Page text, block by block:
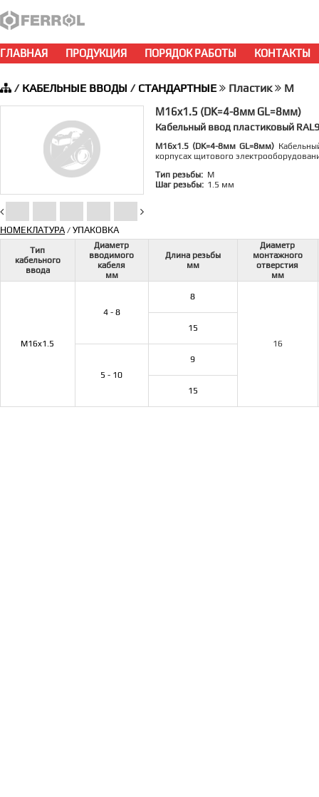
ГЛАВНАЯ ПРОДУКЦИЯ ПОРЯДОК РАБОТЫ КОНТАКТЫ
/ КАБЕЛЬНЫЕ ВВОДЫ / СТАНДАРТНЫЕ Пластик M
M16x1.5 (DK=4-8мм GL=8мм)
Кабельный ввод пластиковый
M16x1.5 (DK=4-8мм GL=8мм)
корпусах щитового
Тип резьбы: M
Шаг резьбы: 1.5 мм
НОМЕКЛАТУРА/ УПАКОВКА
Тип
кабельного
ввода
Диаметр
вводимого
кабеля
мм
Длина резьбы
мм
Диаметр
монтажного
отверстия
мм
M16x1.5
4 - 8
8
16
15
5 - 10
9
15